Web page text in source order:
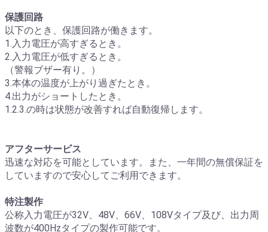
保護回路
以下のとき、保護回路が働きます。
1.入力電圧が高すぎるとき。
2.入力電圧が低すぎるとき。
（警報ブザー有り。）
3.本体の温度が上がり過ぎたとき。
4.出力がショートしたとき。
1.2.3.の時は状態が改善すれば自動復帰します。
アフターサービス
迅速な対応を可能としています。また、一年間の無償保証を
していますので安心してご利用できます。
特注製作
公称入力電圧が32V、48V、66V、108Vタイプ及び、出力周
波数が400Hzタイプの製作可能です。